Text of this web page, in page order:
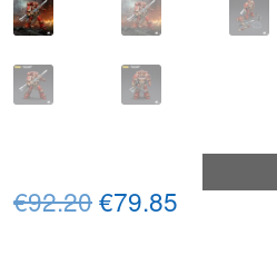
€92.20Ursprünglicher
€79.85 Aktueller